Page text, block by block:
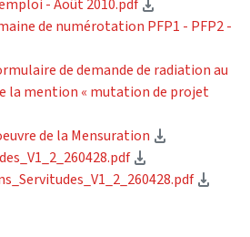
- Août 2010.pdf
de numérotation PFP1 - PFP2 -
de demande de radiation au
la mention « mutation de projet
de la Mensuration